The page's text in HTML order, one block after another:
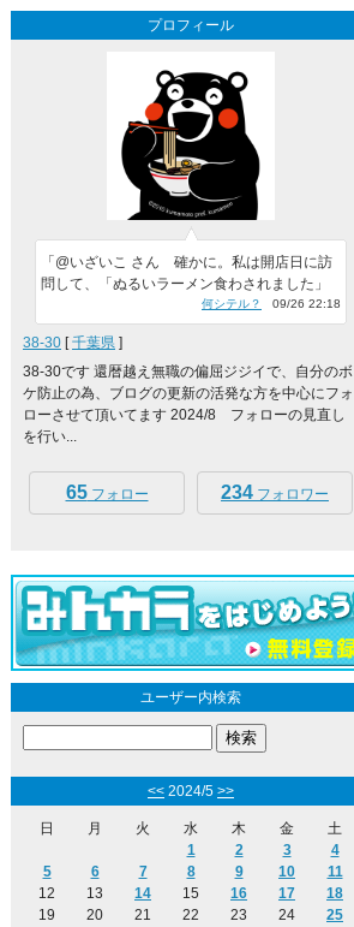
プロフィール
「@いざいこ さん 確かに。私は開店日に訪
問して、「ぬるいラーメン食わされました」
何シテル？ 09/26 22:18
38-30 [千葉県 ]
38-30です 還暦越え無職の偏屈ジジイで、自分のボ
ケ防止の為、ブログの更新の活発な方を中心にフォ
ローさせて頂いてます 2024/8 フォローの見直し
を行い...
65フォロー 234 フォロワー
ユーザー内検索
<< 2024/5 >>
日 月 火 水 木 金
土
1
2 3
4
5
6 7 8 9 10
11
12
13 14 15 16 17
18
19
20 21 22 23 24
25